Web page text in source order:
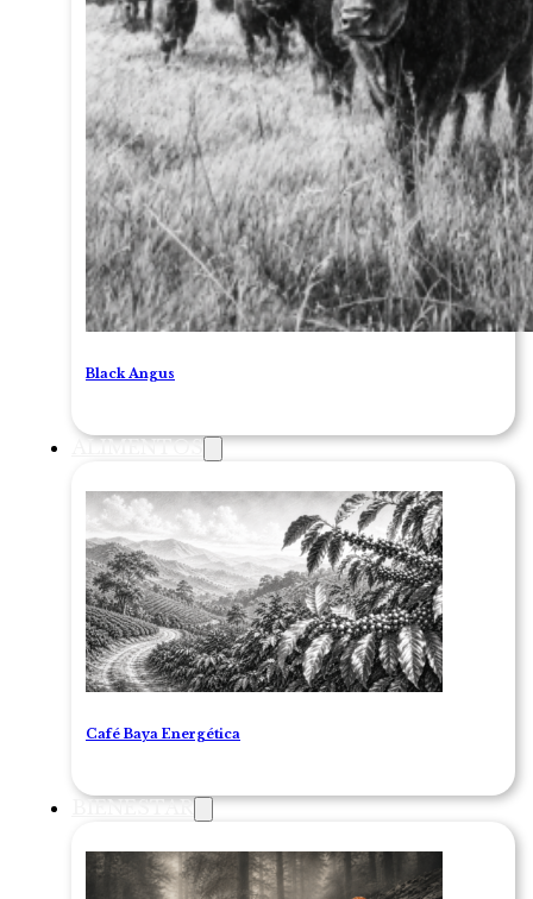
Black Angus
ALIMENTOS
Café Baya Energética
BIENESTAR